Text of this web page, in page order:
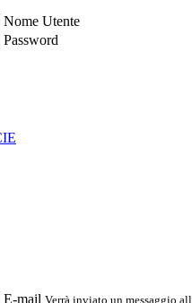
Nome Utente
Password
E-mail Verrà inviato un messaggio